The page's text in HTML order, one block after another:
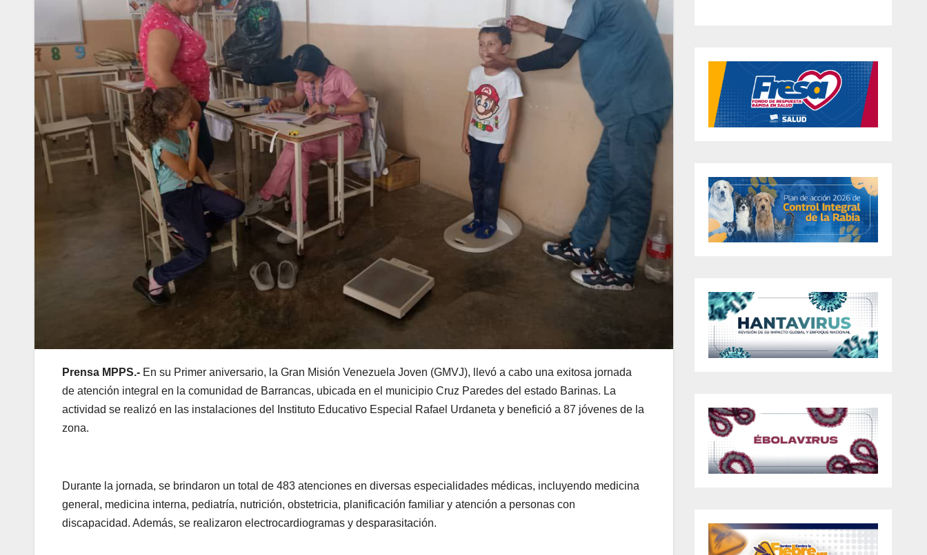
Prensa MPPS.- En su Primer aniversario, la Gran Misión Venezuela Joven (GMVJ), llevó a cabo una exitosa jornada
de atención integral en la comunidad de Barrancas, ubicada en el municipio Cruz Paredes del estado Barinas. La
actividad se realizó en las instalaciones del Instituto Educativo Especial Rafael Urdaneta y benefició a 87 jóvenes de la
zona.
Durante la jornada, se brindaron un total de 483 atenciones en diversas especialidades médicas, incluyendo medicina
general, medicina interna, pediatría, nutrición, obstetricia, planificación familiar y atención a personas con
discapacidad. Además, se realizaron electrocardiogramas y desparasitación.